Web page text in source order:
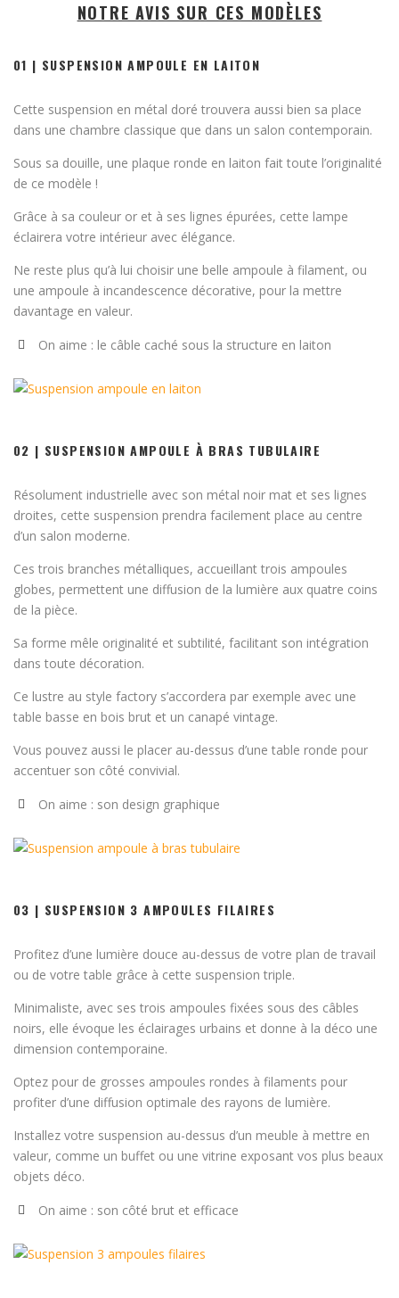
NOTRE AVIS SUR CES MODÈLES
01 | SUSPENSION AMPOULE EN LAITON
Cette suspension en métal doré trouvera aussi bien sa place
dans une chambre classique que dans un salon contemporain.
Sous sa douille, une plaque ronde en laiton fait toute l’originalité
de ce modèle !
Grâce à sa couleur or et à ses lignes épurées, cette lampe
éclairera votre intérieur avec élégance.
Ne reste plus qu’à lui choisir une belle ampoule à filament, ou
une ampoule à incandescence décorative, pour la mettre
davantage en valeur.
On aime : le câble caché sous la structure en laiton
02 | SUSPENSION AMPOULE À BRAS TUBULAIRE
Résolument industrielle avec son métal noir mat et ses lignes
droites, cette suspension prendra facilement place au centre
d’un salon moderne.
Ces trois branches métalliques, accueillant trois ampoules
globes, permettent une diffusion de la lumière aux quatre coins
de la pièce.
Sa forme mêle originalité et subtilité, facilitant son intégration
dans toute décoration.
Ce lustre au style factory s’accordera par exemple avec une
table basse en bois brut et un canapé vintage.
Vous pouvez aussi le placer au-dessus d’une table ronde pour
accentuer son côté convivial.
On aime : son design graphique
03 | SUSPENSION 3 AMPOULES FILAIRES
Profitez d’une lumière douce au-dessus de votre plan de travail
ou de votre table grâce à cette suspension triple.
Minimaliste, avec ses trois ampoules fixées sous des câbles
noirs, elle évoque les éclairages urbains et donne à la déco une
dimension contemporaine.
Optez pour de grosses ampoules rondes à filaments pour
profiter d’une diffusion optimale des rayons de lumière.
Installez votre suspension au-dessus d’un meuble à mettre en
valeur, comme un buffet ou une vitrine exposant vos plus beaux
objets déco.
On aime : son côté brut et efficace